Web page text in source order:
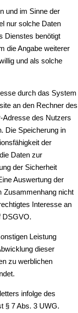
und im Sinne der
nur solche Daten
Dienstes benötigt
die Angabe weiterer
und als solche
durch das System
an den Rechner des
Adresse des Nutzers
Die Speicherung in
der
Daten zur
der Sicherheit
Auswertung der
Zusammenhang nicht
Interesse an
DSGVO.
Leistung
dieser
zu werblichen
infolge des
§ 7 Abs. 3 UWG.